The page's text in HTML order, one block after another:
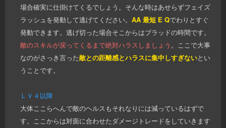
場合確実に仕掛けてくるでしょう。そんな時はあせらずフェイズ
ラッシュを発動して逃げてください。 AA 最短 E Qでわりとすぐ
発動できます。逃げ切った場合そこからはブラッドの時間です。
敵のスキルが戻ってくるまで絶対ハラスしましょう 。ここで大事
なのがさっき言った敵との距離感とハラスに集中しすぎないとい
うことです。
ＬＶ４以降
大体ここらへんで敵のヘルスもそれなりには減っているはずで
す。ここからは対面に合わせたダメージトレードをしていきます